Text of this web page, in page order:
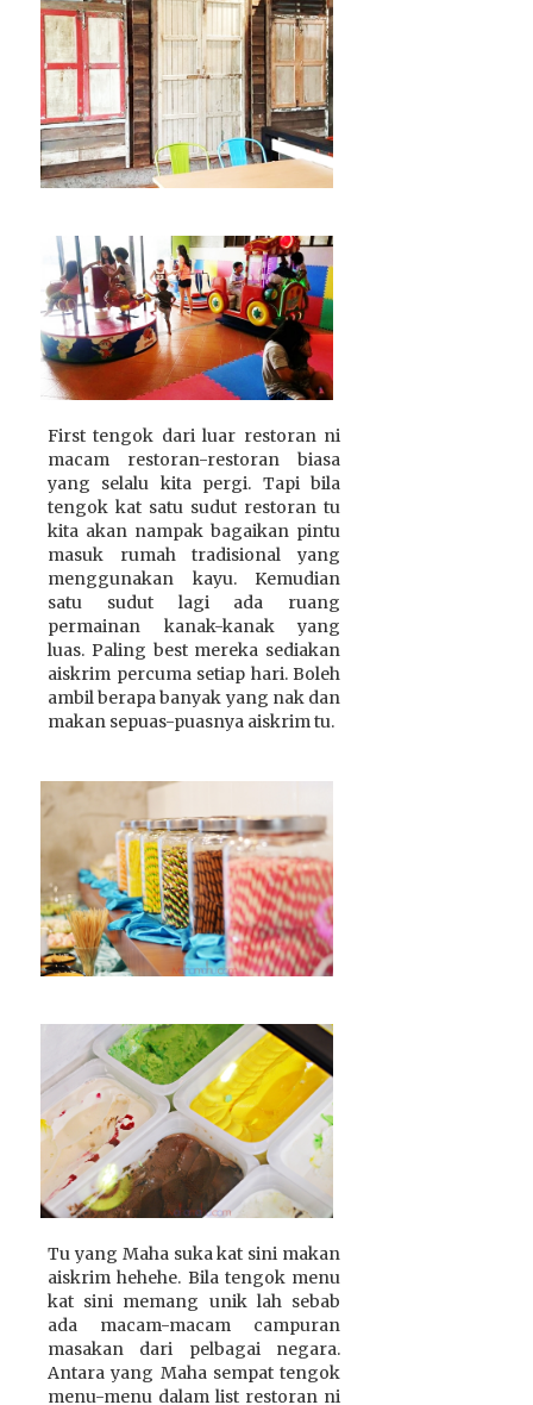
First tengok dari luar restoran ni
macam restoran-restoran biasa
yang selalu kita pergi. Tapi bila
tengok kat satu sudut restoran tu
kita akan nampak bagaikan pintu
masuk rumah tradisional yang
menggunakan kayu. Kemudian
satu sudut lagi ada ruang
permainan kanak-kanak yang
luas. Paling best mereka sediakan
aiskrim percuma setiap hari. Boleh
ambil berapa banyak yang nak dan
makan sepuas-puasnya aiskrim tu.
Tu yang Maha suka kat sini makan
aiskrim hehehe. Bila tengok menu
kat sini memang unik lah sebab
ada macam-macam campuran
masakan dari pelbagai negara.
Antara yang Maha sempat tengok
menu-menu dalam list restoran ni